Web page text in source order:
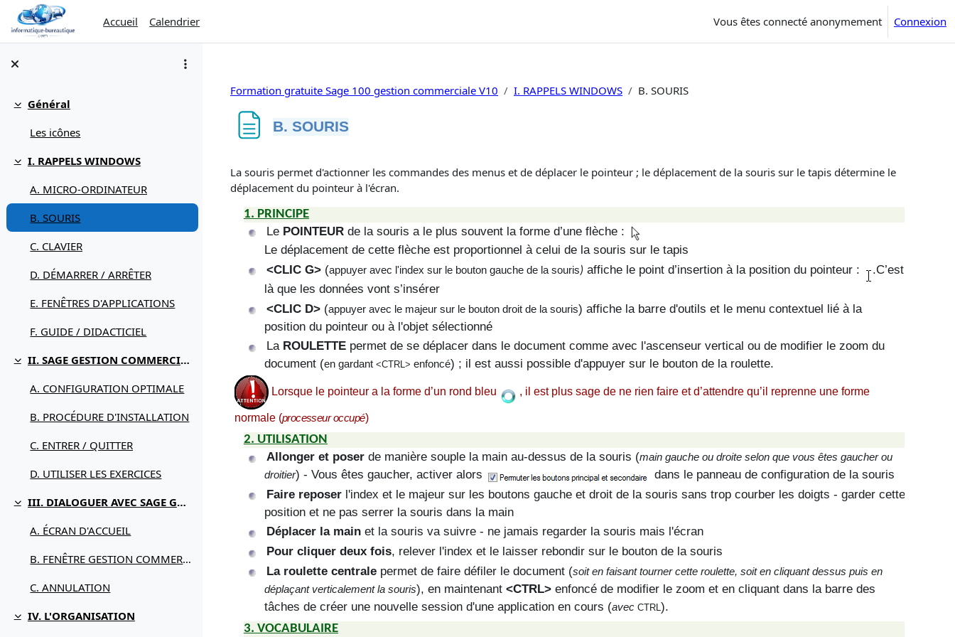
Passer au contenu principal
Accueil
Calendrier Vous êtes connecté anonymement Connexion
Replier
Général
Les icônes
Replier
I. RAPPELS WINDOWS
A. MICRO-ORDINATEUR
B. SOURIS
C. CLAVIER
D. DÉMARRER / ARRÊTER
E. FENÊTRES D'APPLICATIONS
F. GUIDE / DIDACTICIEL
Replier
II. SAGE GESTION COMMERCIALE POUR QUOI FAIRE
A. CONFIGURATION OPTIMALE
B. PROCÉDURE D'INSTALLATION
C. ENTRER / QUITTER
D. UTILISER LES EXERCICES
Replier
III. DIALOGUER AVEC SAGE GESTION COMMERCIALE
A. ÉCRAN D'ACCUEIL
B. FENÊTRE GESTION COMMERCIALE
C. ANNULATION
Replier
IV. L'ORGANISATION
Formation gratuite Sage 100 gestion commerciale V10 I. RAPPELS WINDOWS B. SOURIS
B. SOURIS
La souris permet d'actionner les commandes des menus et de déplacer le pointeur ; le déplacement de la souris sur le tapis détermine le
déplacement du pointeur à l'écran.
1. PRINCIPE
Le POINTEUR de la souris a le plus souvent la forme d’une flèche :
Le déplacement de cette flèche est proportionnel à celui de la souris sur le tapis
<CLIC G> (appuyer avec l'index sur le bouton gauche de la souris) affiche le point d’insertion à la position du pointeur :
.C’est
là que les données vont s’insérer
<CLIC D> (appuyer avec le majeur sur le bouton droit de la souris) affiche la barre d'outils et le menu contextuel lié à la
position du pointeur ou à l'objet sélectionné
La ROULETTE permet de se déplacer dans le document comme avec l'ascenseur vertical ou de modifier le zoom du
document (en gardant <CTRL> enfoncé) ; il est aussi possible d'appuyer sur le bouton de la roulette.
Lorsque le pointeur a la forme d’un rond bleu , il est plus sage de ne rien faire et d’attendre qu’il reprenne une forme
normale (processeur occupé)
2. UTILISATION
Allonger et poser de manière souple la main au-dessus de la souris (main gauche ou droite selon que vous êtes gaucher ou
droitier) - Vous êtes gaucher, activer alors
dans le panneau de configuration de la souris
Faire reposer l'index et le majeur sur les boutons gauche et droit de la souris sans trop courber les doigts - garder cette
position et ne pas serrer la souris dans la main
Déplacer la main et la souris va suivre - ne jamais regarder la souris mais l'écran
Pour cliquer deux fois, relever l'index et le laisser rebondir sur le bouton de la souris
La roulette centrale permet de faire défiler le document (soit en faisant tourner cette roulette, soit en cliquant dessus puis en
déplaçant verticalement la souris), en maintenant <CTRL> enfoncé de modifier le zoom et en cliquant dans la barre des
tâches de créer une nouvelle session d'une application en cours (avec CTRL ).
3. VOCABULAIRE